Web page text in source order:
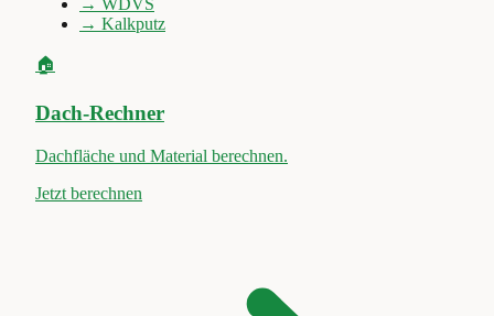
→ Kalkputz
🏠
Dach-Rechner
Dachfläche und Material berechnen.
Jetzt berechnen